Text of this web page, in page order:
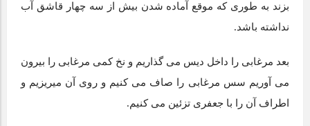
بزند به طوری که موقع آماده شدن بیش از سه چهار قاشق آب
نداشته باشد.
بعد مرغابی را داخل دیس می گذاریم و نخ کمی مرغابی را بیرون
می آوریم سس مرغابی را صاف می کنیم و روی آن میریزیم و
اطراف آن را با جعفری تزئین می کنیم.